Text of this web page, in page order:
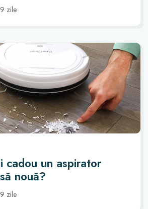
zile
cadou un aspirator
nouă?
zile